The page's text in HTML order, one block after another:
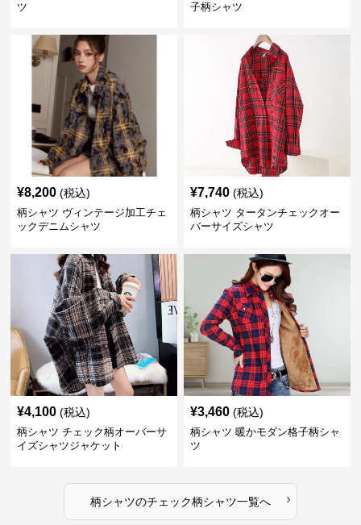
ツ
子柄シャツ
¥8,200 (税込)
柄シャツ ヴィンテージ加工チェ
ックデニムシャツ
¥7,740 (税込)
柄シャツ タータンチェックオー
バーサイズシャツ
¥4,100 (税込)
柄シャツ チェック柄オーバーサ
イズシャツジャケット
¥3,460 (税込)
柄シャツ 暖かモダン格子柄シャ
ツ
柄シャツのチェック柄シャツ一覧へ ›